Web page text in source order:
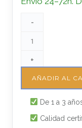
-
+
AÑADIR AL
De 1 a 3
Calidad